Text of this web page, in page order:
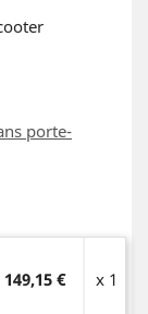
porte-
149,15 € x 1